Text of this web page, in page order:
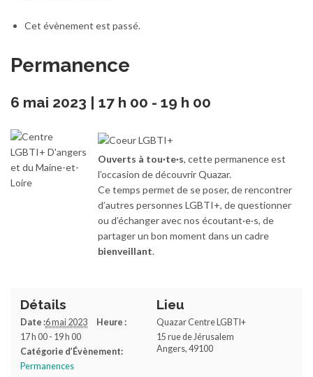
Cet évènement est passé.
Permanence
6 mai 2023 | 17 h 00 - 19 h 00
Ouverts à tou·te·s, cette permanence est
l’occasion de découvrir Quazar.
Ce temps permet de se poser, de rencontrer
d’autres personnes LGBTI+, de questionner
ou d’échanger avec nos écoutant·e·s, de
partager un bon moment dans un cadre
bienveillant.
Détails
Date :6 mai 2023
Heure :
17 h 00 - 19 h 00
Catégorie d’Évènement:
Permanences
Lieu
Quazar Centre LGBTI+
15 rue de Jérusalem
Angers, 49100